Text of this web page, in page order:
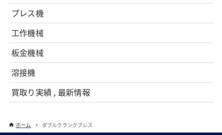
プレス機
工作機械
板金機械
溶接機
買取り実績 , 最新情報
ホーム ダブルクランクプレス